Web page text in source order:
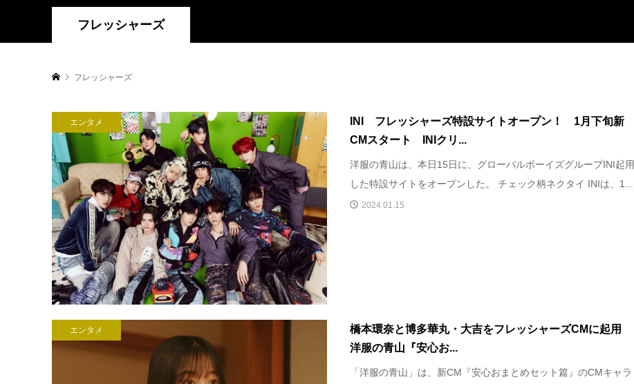
フレッシャーズ
フレッシャーズ
エンタメ
INI フレッシャーズ特設サイトオープン！ 1月下旬新
CMスタート INIクリ...
洋服の青山は、本日15日に、グローバルボーイズグループINI起用
した特設サイトをオープンした。 チェック柄ネクタイ INIは、1...
2024.01.15
エンタメ
橋本環奈と博多華丸・大吉をフレッシャーズCMに起用
洋服の青山『安心お...
「洋服の青山」は、新CM『安心おまとめセット篇』のCMキャラ